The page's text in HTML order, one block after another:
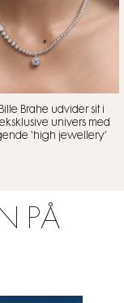
Brahe udvider sit i
univers med
‘high jewellery’
PÅ